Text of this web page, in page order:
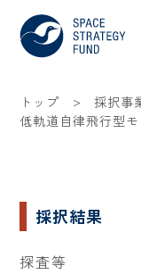
トップ > 採択事
低軌道自律飛行型
採択結果
探査等